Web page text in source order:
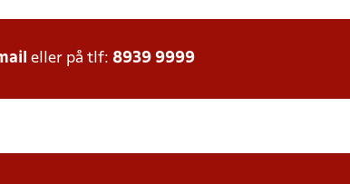
eller på tlf: 8939 9999